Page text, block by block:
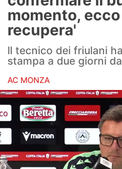
Calcio
Motori
Volley
Hockey
Altri sport
Hockey
Pallanuoto
momento,
recupera'
ll tecnico dei friulani
stampa a due giorni
AC MONZA